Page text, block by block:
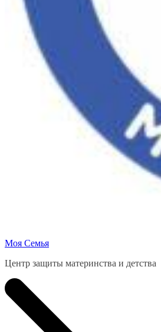
Моя Семья
Центр защиты материнства и детства